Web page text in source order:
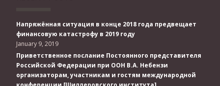
Напряжённая ситуация в конце 2018 года предвещает
финансовую катастрофу в 2019 году
January 9, 2019
Приветственное послание Постоянного представителя
Российской Федерации при ООН В.А. Небензи
организаторам, участникам и гостям международной